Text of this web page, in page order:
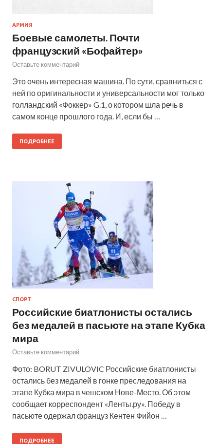
АРМИЯ
Боевые самолеты. Почти
французский «Бофайтер»
Оставьте комментарий
Это очень интересная машина. По сути, сравниться с
ней по оригинальности и универсальности мог только
голландский «Фоккер» G.1, о котором шла речь в
самом конце прошлого года. И, если бы …
ПОДРОБНЕЕ
СПОРТ
Российские биатлонисты остались
без медалей в пасьюте на этапе Кубка
мира
Оставьте комментарий
Фото: BORUT ZIVULOVIC Российские биатлонисты
остались без медалей в гонке преследования на
этапе Кубка мира в чешском Нове-Место. Об этом
сообщает корреспондент «Ленты.ру». Победу в
пасьюте одержал француз Кентен Фийон …
ПОДРОБНЕЕ